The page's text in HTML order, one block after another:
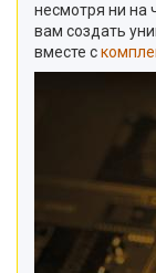
несмотря ни на
вам создать
вместе с